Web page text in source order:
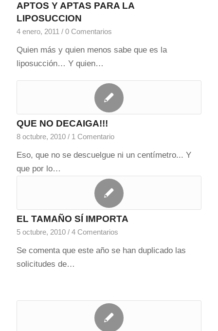
APTOS Y APTAS PARA LA
LIPOSUCCION
4 enero, 2011 / 0 Comentarios
Quien más y quien menos sabe que es la
liposucción… Y quien…
QUE NO DECAIGA!!!
8 octubre, 2010 / 1 Comentario
Eso, que no se descuelgue ni un centímetro... Y
que por lo…
EL TAMAÑO SÍ IMPORTA
5 octubre, 2010 / 4 Comentarios
Se comenta que este año se han duplicado las
solicitudes de…